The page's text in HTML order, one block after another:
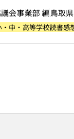
会事業部 編鳥取
・中・高等学校読書感